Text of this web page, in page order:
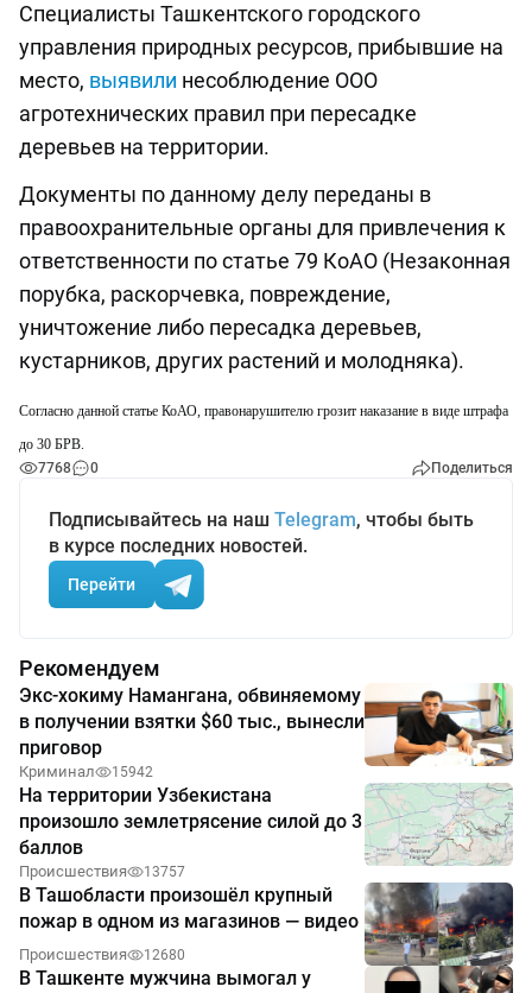
Специалисты Ташкентского городского
управления природных ресурсов, прибывшие на
место, выявили несоблюдение ООО
агротехнических правил при пересадке
деревьев на территории.
Документы по данному делу переданы в
правоохранительные органы для привлечения к
ответственности по статье 79 КоАО (Незаконная
порубка, раскорчевка, повреждение,
уничтожение либо пересадка деревьев,
кустарников, других растений и молодняка).
Согласно данной статье КоАО, правонарушителю грозит наказание в виде штрафа
до 30 БРВ.
7768
0 Поделиться
Подписывайтесь на наш Telegram, чтобы быть
в курсе последних новостей.
Перейти
Рекомендуем
Экс-хокиму Намангана, обвиняемому
в получении взятки $60 тыс., вынесли
приговор
Криминал 15942
На территории Узбекистана
произошло землетрясение силой до 3
баллов
Происшествия 13757
В Ташобласти произошёл крупный
пожар в одном из магазинов — видео
Происшествия 12680
В Ташкенте мужчина вымогал у